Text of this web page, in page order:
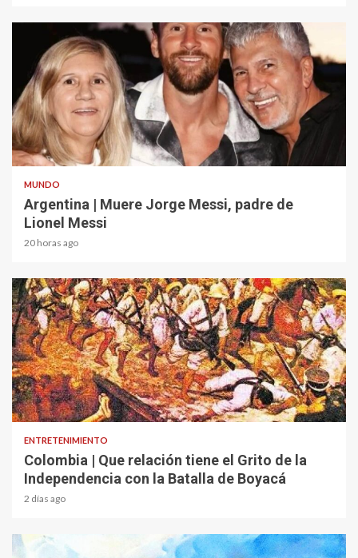
2 min read
MUNDO
Argentina | Muere Jorge Messi, padre de
Lionel Messi
20 horas ago
1 min read
ENTRETENIMIENTO
Colombia | Que relación tiene el Grito de la
Independencia con la Batalla de Boyacá
2 días ago